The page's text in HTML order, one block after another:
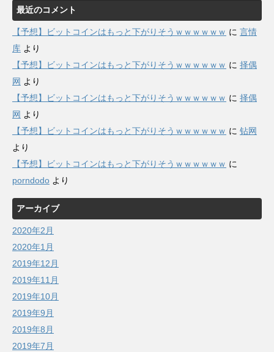
最近のコメント
【予想】ビットコインはもっと下がりそうｗｗｗｗｗｗ に 言情
库 より
【予想】ビットコインはもっと下がりそうｗｗｗｗｗｗ に 择偶
网 より
【予想】ビットコインはもっと下がりそうｗｗｗｗｗｗ に 择偶
网 より
【予想】ビットコインはもっと下がりそうｗｗｗｗｗｗ に 钻网
より
【予想】ビットコインはもっと下がりそうｗｗｗｗｗｗ に
porndodo より
アーカイブ
2020年2月
2020年1月
2019年12月
2019年11月
2019年10月
2019年9月
2019年8月
2019年7月